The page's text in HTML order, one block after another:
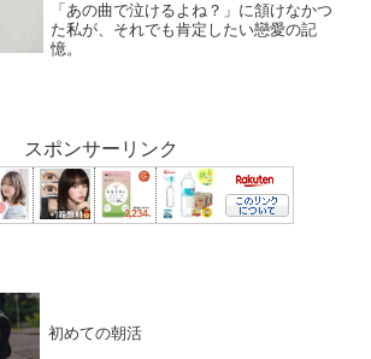
「あの曲で泣けるよね？」に頷けなかつ
た私が、それでも肯定したい戀愛の記
憶。
スポンサーリンク
初めての朝活